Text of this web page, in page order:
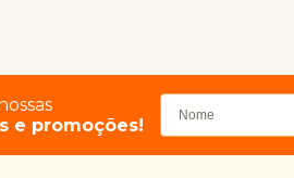
e promoções!